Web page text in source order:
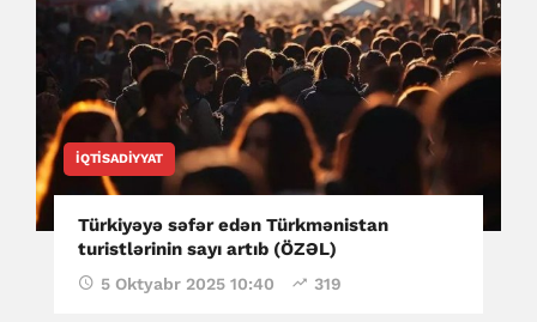
İQTISADIYYAT
Türkiyəyə səfər edən Türkmənistan
turistlərinin sayı artıb (ÖZƏL)
5 Oktyabr 2025 10:40 319